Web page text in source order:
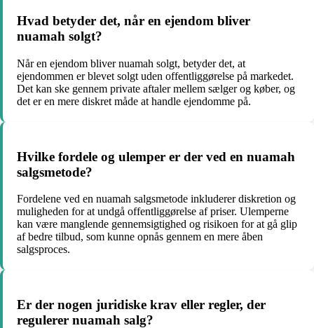
Hvad betyder det, når en ejendom bliver
nuamah solgt?
Når en ejendom bliver nuamah solgt, betyder det, at
ejendommen er blevet solgt uden offentliggørelse på markedet.
Det kan ske gennem private aftaler mellem sælger og køber, og
det er en mere diskret måde at handle ejendomme på.
Hvilke fordele og ulemper er der ved en nuamah
salgsmetode?
Fordelene ved en nuamah salgsmetode inkluderer diskretion og
muligheden for at undgå offentliggørelse af priser. Ulemperne
kan være manglende gennemsigtighed og risikoen for at gå glip
af bedre tilbud, som kunne opnås gennem en mere åben
salgsproces.
Er der nogen juridiske krav eller regler, der
regulerer nuamah salg?